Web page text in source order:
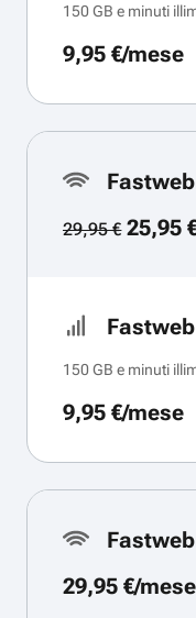
150 GB e minuti
9,95 €/mese
29,95 €25,95
150 GB e minuti
9,95 €/mese
29,95 €/mese